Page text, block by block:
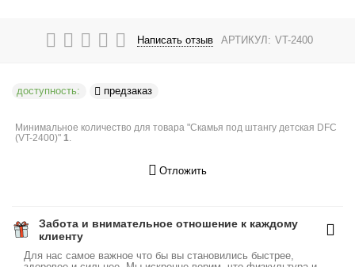
Написать отзыв АРТИКУЛ: VT-2400
доступность: предзаказ
Минимальное количество для товара "Скамья под штангу детская DFC
(VT-2400)"1.
Отложить
Забота и внимательное отношение к каждому
клиенту
Для нас самое важное что бы вы становились быстрее,